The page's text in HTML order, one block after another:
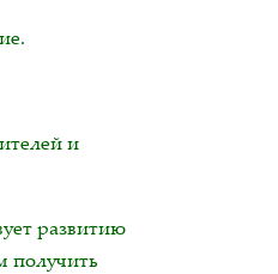
и
развитию
получить